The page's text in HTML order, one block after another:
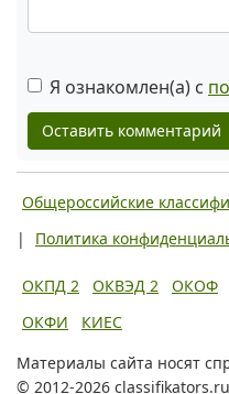
Я ознакомлен(а) с
Оставить комментарий
Общероссийские
|
Политика
ОКПД 2 ОКВЭД 2 ОКОФ
ОКФИ
КИЕС
Материалы сайта носят
© 2012-2026